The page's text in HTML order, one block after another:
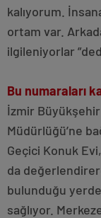
kalıyorum.
ortam var.
ilgileniyorlar
Bu numaraları
İzmir
Müdürlüğü’ne
Geçici Konuk
da
bulunduğu
sağlıyor.